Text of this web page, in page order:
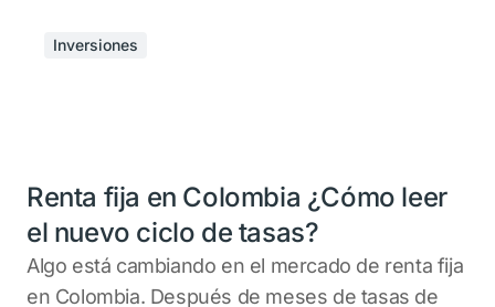
Inversiones
Renta fija en Colombia ¿Cómo leer
el nuevo ciclo de tasas?
Algo está cambiando en el mercado de renta fija
en Colombia. Después de meses de tasas de